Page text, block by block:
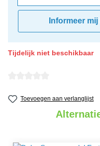
Informeer
Tijdelijk niet beschikbaar
Toevoegen aan verlanglijst